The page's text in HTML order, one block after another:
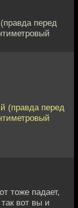
перед
(правда перед
тоже падает,
вот вы и